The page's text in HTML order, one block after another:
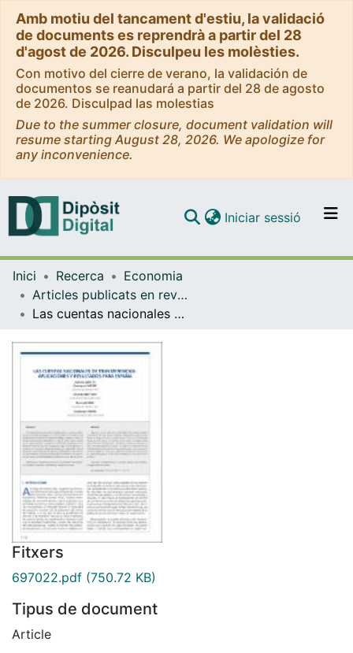
Amb motiu del tancament d'estiu, la validació
de documents es reprendrà a partir del 28
d'agost de 2026. Disculpeu les molèsties.
Con motivo del cierre de verano, la validación de
documentos se reanudará a partir del 28 de agosto
de 2026. Disculpad las molestias
Due to the summer closure, document validation will
resume starting August 28, 2026. We apologize for
any inconvenience.
Navega per tot el DD
Iniciar sessió (current)
Inici Recerca
Economia
Articles publicats en revistes (Economia)
Las cuentas nacionales de transferencias: aplicaciones y resultados para España
Fitxers
697022.pdf (750.72 KB)
Tipus de document
Article